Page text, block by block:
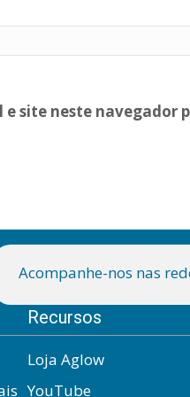
site neste navegador
Acompanhe-nos nas
Recursos
Loja Aglow
YouTube